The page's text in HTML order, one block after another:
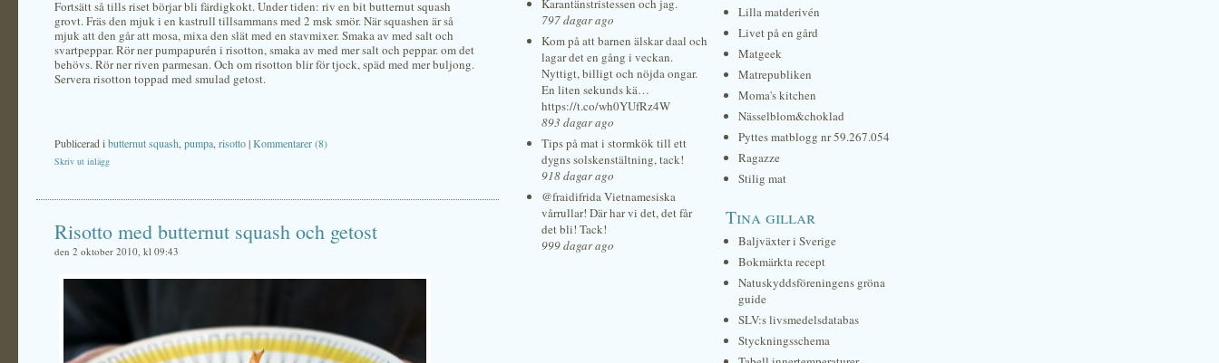
Fortsätt så tills riset börjar bli färdigkokt. Under tiden: riv en bit butternut squash
grovt. Fräs den mjuk i en kastrull tillsammans med 2 msk smör. När squashen är så
mjuk att den går att mosa, mixa den slät med en stavmixer. Smaka av med salt och
svartpeppar. Rör ner pumpapurén i risotton, smaka av med mer salt och peppar. om det
behövs. Rör ner riven parmesan. Och om risotton blir för tjock, späd med mer buljong.
Servera risotton toppad med smulad getost.
Publicerad ibutternut squash pumpa risotto|Kommentarer (8)
Skriv ut inlägg
Risotto med butternut squash och getost
den 2 oktober 2010, kl 09:43
Karantänstristessen och jag.
797 dagar ago
Kom på att barnen älskar daal och
lagar det en gång i veckan.
Nyttigt, billigt och nöjda ongar.
En liten sekunds kä…
https://t.co/wh0YUfRz4W
893 dagar ago
Tips på mat i stormkök till ett
dygns solskenstältning, tack!
918 dagar ago
@fraidifrida Vietnamesiska
vårrullar! Där har vi det, det får
det bli! Tack!
999 dagar ago
Lilla matderivén
Livet på en gård
Matgeek
Matrepubliken
Moma's kitchen
Nässelblom&choklad
Pyttes matblogg nr 59.267.054
Ragazze
Stilig mat
Tina gillar
Baljväxter i Sverige
Bokmärkta recept
Natuskyddsföreningens gröna
guide
SLV:s livsmedelsdatabas
Styckningsschema